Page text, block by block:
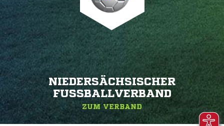
NIEDERSÄCHSISCHER
FUSSBALLVERBAND
ZUM VERBAND